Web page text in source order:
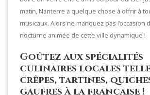
matin, Nanterre a quelque chose à offrir à
musicaux. Alors ne manquez pas l’occasion
nocturne animée de cette ville dynamique !
Goûtez aux spécialités
culinaires locales
crêpes, tartines,
gaufres à la française !